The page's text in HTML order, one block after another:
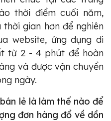
thời điểm cuối năm,
gian hơn để nghiên
website, ứng dụng di
từ 2 - 4 phút để hoàn
và được vận chuyển
ngày.
lẻ là làm thế nào để
đơn hàng đổ về dồn